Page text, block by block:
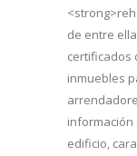
de entre
certificados
inmuebles
información
edificio,